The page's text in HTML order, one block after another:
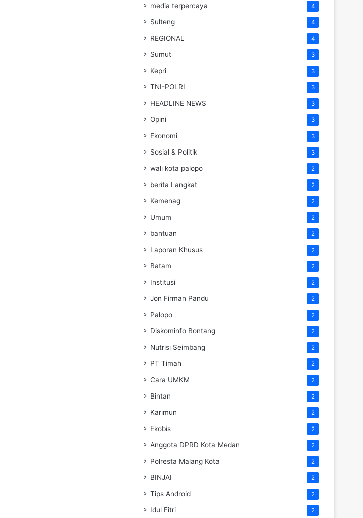
media terpercaya 4
Sulteng 4
REGIONAL 4
Sumut 3
Kepri 3
TNI-POLRI 3
HEADLINE NEWS 3
Opini 3
Ekonomi 3
Sosial & Politik 3
wali kota palopo 2
berita Langkat 2
Kemenag 2
Umum 2
bantuan 2
Laporan Khusus 2
Batam 2
Institusi 2
Jon Firman Pandu 2
Palopo 2
Diskominfo Bontang 2
Nutrisi Seimbang 2
PT Timah 2
Cara UMKM 2
Bintan 2
Karimun 2
Ekobis 2
Anggota DPRD Kota Medan 2
Polresta Malang Kota 2
BINJAI 2
Tips Android 2
Idul Fitri 2